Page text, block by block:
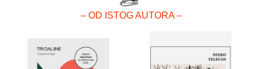
– OD ISTOG AUTORA –